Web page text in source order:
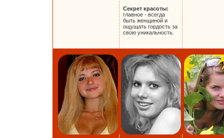
Секрет красоты:
главное - всегда
быть женщиной и
ощущать гордость за
свою уникальность.